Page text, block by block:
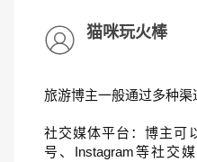
猫咪玩火棒
旅游博主一般通过多种渠
社交媒体平台：博主可
号、Instagram等社交